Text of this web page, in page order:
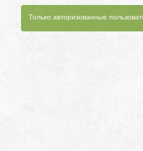
Только авторизованные